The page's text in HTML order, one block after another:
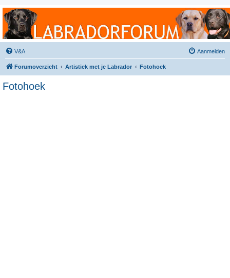
Labradorforum
Het gezelligste Labradorforum van Nederland en België!
V&A Aanmelden
Forumoverzicht Artistiek met je Labrador Fotohoek
Fotohoek